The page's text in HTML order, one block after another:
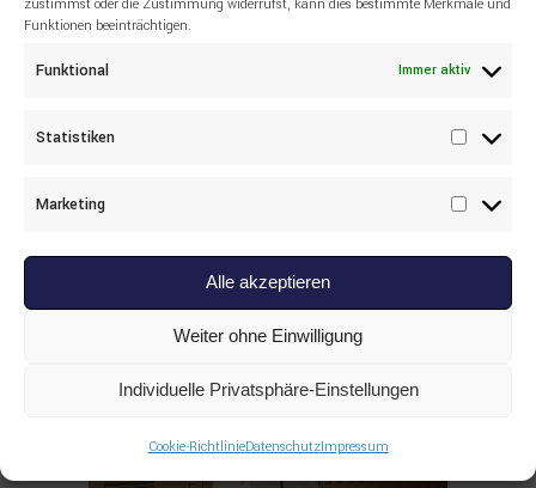
zustimmst oder die Zustimmung widerrufst, kann dies bestimmte Merkmale und
Funktionen beeinträchtigen.
Funktional Immer aktiv
Statistiken
Marketing
Alle akzeptieren
Weiter ohne Einwilligung
Individuelle Privatsphäre-Einstellungen
Cookie-RichtlinieDatenschutzImpressum
ALLE PRODUKTE